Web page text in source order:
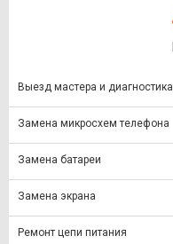
Выезд мастера и диагностика
Замена микросхем телефона
Замена батареи
Замена экрана
Ремонт цепи питания